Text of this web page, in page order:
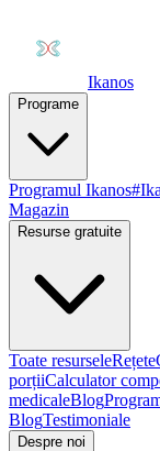
Ikanos
Programe
Programul Ikanos
Magazin
Resurse gratuite
Toate resurseleRețete
porțiiCalculator
medicaleBlog
BlogTestimoniale
Despre noi